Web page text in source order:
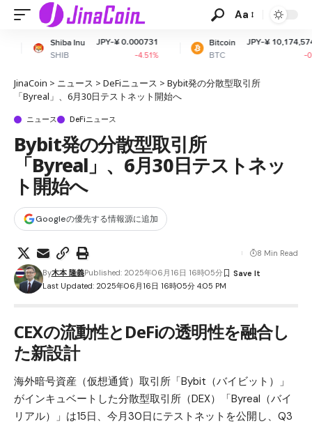
Aa
JPY-¥ 0.000731
-4.51%
Bitcoin
BTC
JPY-¥ 10,174,574.47
JinaCoin > ニュース > DeFiニュース > Bybit発の分散型取引所
「Byreal」、6月30日テストネット開始へ
ニュース DeFiニュース
Bybit発の分散型取引所
「Byreal」、6月30日テストネッ
ト開始へ
Googleの優先する情報源に追加
Last Updated: 2025年06月16日 16時05分 4:05 PM
By木本 隆義Published: 2025年06月16日 16時05分
8 Min Read
CEXの流動性とDeFiの透明性を融合し
た新設計
海外暗号資産（仮想通貨）取引所「Bybit（バイビット） 」
がインキュベートした分散型取引所（DEX）「Byreal（バイ
リアル）」は15日、今月30日にテストネットを公開し、Q3